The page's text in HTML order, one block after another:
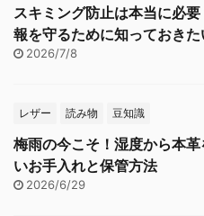
スキミング防止は本当に必
報を守るために知っておき
2026/7/8
レザー 読み物 豆知識
梅雨の今こそ！湿度から本革
いお手入れと保管方法
2026/6/29